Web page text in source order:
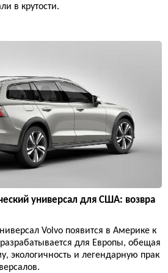
в крутости.
универсал для США: возвра
Volvo появится в Америке к
для Европы, обещая
экологичность и легендарную прак